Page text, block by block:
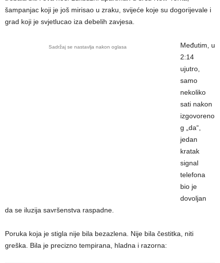
šampanjac koji je još mirisao u zraku, svijeće koje su dogorijevale i
grad koji je svjetlucao iza debelih zavjesa.
Sadržaj se nastavlja nakon oglasa
Međutim, u
2:14
ujutro,
samo
nekoliko
sati nakon
izgovoreno
g „da“,
jedan
kratak
signal
telefona
bio je
dovoljan
da se iluzija savršenstva raspadne.
Poruka koja je stigla nije bila bezazlena. Nije bila čestitka, niti
greška. Bila je precizno tempirana, hladna i razorna: